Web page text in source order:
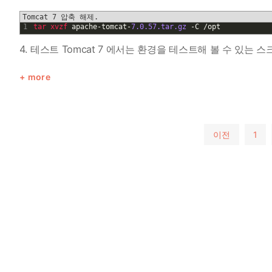
Tomcat 7 압축 해제.
1
tar xvzf apache-tomcat -7.0.57.tar.gz -C /opt
4. 테스트 Tomcat 7 에서는 환경을 테스트해 볼 수 있는
more
이전 1